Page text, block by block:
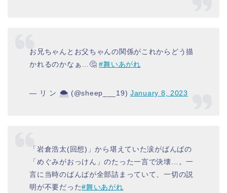
お兄ちゃんとお父ちゃんの関係がこれからどう描
かれるのかなぁ…🤔#舞いあがれ
— リ ン 🌨 (@sheep___19)January 8, 2023
「岩倉浩太(回想)」から堪えていた涙がばんばの
「めぐみがおっけん」のたった一言で決壊…。一
言に当時のばんばが全部詰まっていて、一切の説
明が不要だった#舞いあがれ